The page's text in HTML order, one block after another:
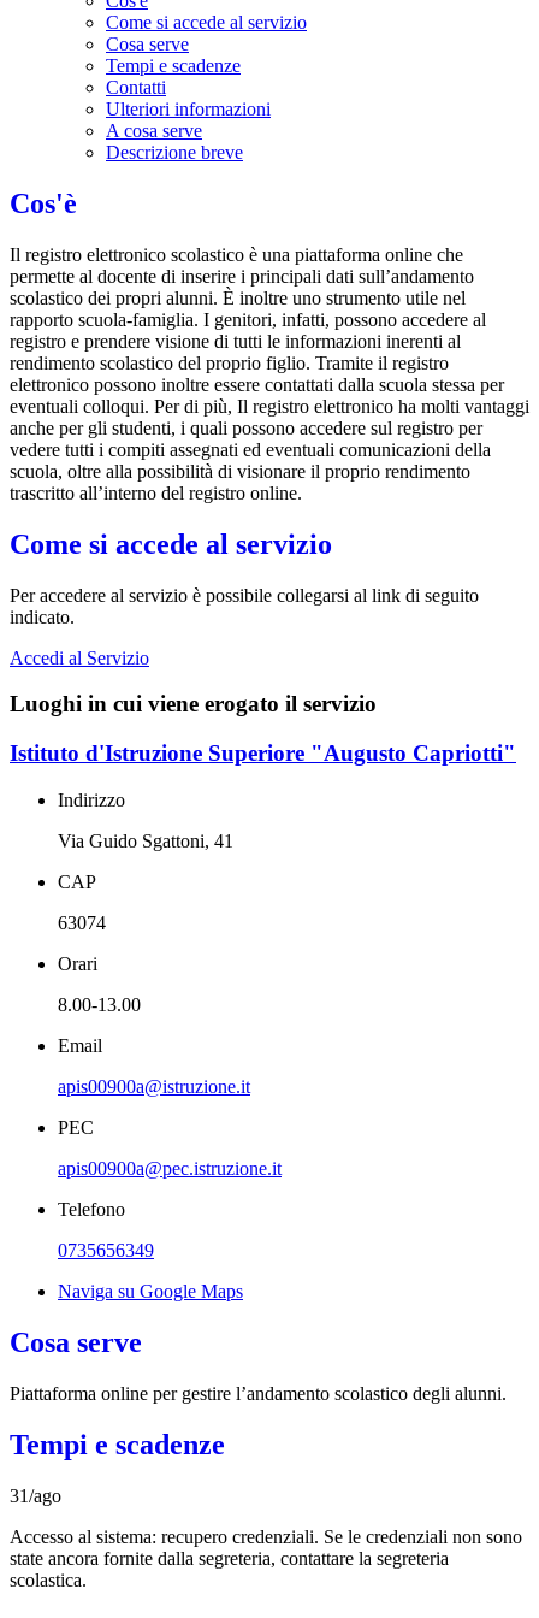
Come si accede al servizio
Cosa serve
Tempi e scadenze
Contatti
Ulteriori informazioni
A cosa serve
Descrizione breve
Cos'è
Il registro elettronico scolastico è una piattaforma online che
permette al docente di inserire i principali dati sull’andamento
scolastico dei propri alunni. È inoltre uno strumento utile nel
rapporto scuola-famiglia. I genitori, infatti, possono accedere al
registro e prendere visione di tutti le informazioni inerenti al
rendimento scolastico del proprio figlio. Tramite il registro
elettronico possono inoltre essere contattati dalla scuola stessa per
eventuali colloqui. Per di più, Il registro elettronico ha molti vantaggi
anche per gli studenti, i quali possono accedere sul registro per
vedere tutti i compiti assegnati ed eventuali comunicazioni della
scuola, oltre alla possibilità di visionare il proprio rendimento
trascritto all’interno del registro online.
Come si accede al servizio
Per accedere al servizio è possibile collegarsi al link di seguito
indicato.
Accedi al Servizio
Luoghi in cui viene erogato il servizio
Istituto d'Istruzione Superiore "Augusto Capriotti"
Indirizzo
Via Guido Sgattoni, 41
CAP
63074
Orari
8.00-13.00
Email
apis00900a@istruzione.it
PEC
apis00900a@pec.istruzione.it
Telefono
0735656349
Naviga su Google Maps
Cosa serve
Piattaforma online per gestire l’andamento scolastico degli alunni.
Tempi e scadenze
31/ago
Accesso al sistema: recupero credenziali. Se le credenziali non sono
state ancora fornite dalla segreteria, contattare la segreteria
scolastica.